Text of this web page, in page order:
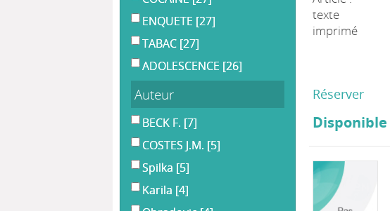
texte
imprimé
Réserver
Disponible
ENQUETE [27]
TABAC [27]
ADOLESCENCE [26]
Auteur
BECK F. [7]
COSTES J.M. [5]
Spilka [5]
Karila [4]